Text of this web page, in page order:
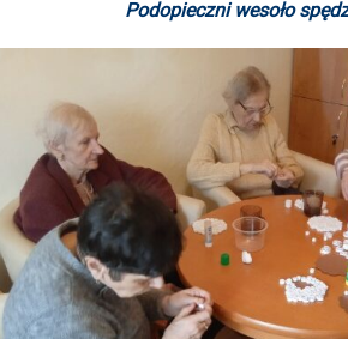
Podopieczni wesoło